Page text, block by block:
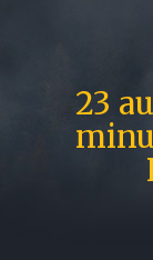
23